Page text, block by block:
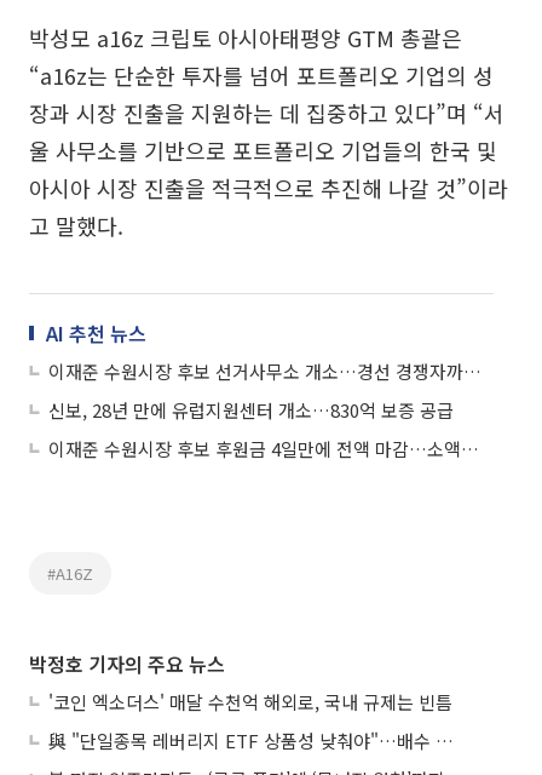
박성모 a16z 크립토 아시아태평양 GTM 총괄은
“a16z는 단순한 투자를 넘어 포트폴리오 기업의 성
장과 시장 진출을 지원하는 데 집중하고 있다”며 “서
울 사무소를 기반으로 포트폴리오 기업들의 한국 및
아시아 시장 진출을 적극적으로 추진해 나갈 것”이라
고 말했다.
AI 추천 뉴스
이재준 수원시장 후보 선거사무소 개소…경선 경쟁자까지 합류 "무적의 원팀"
신보, 28년 만에 유럽지원센터 개소…830억 보증 공급
이재준 수원시장 후보 후원금 4일만에 전액 마감…소액후원 릴레이에 "시민의 명령"
#A16Z
박정호 기자의 주요 뉴스
'코인 엑소더스' 매달 수천억 해외로, 국내 규제는 빈틈
與 "단일종목 레버리지 ETF 상품성 낮춰야"…배수 조정안도 거론